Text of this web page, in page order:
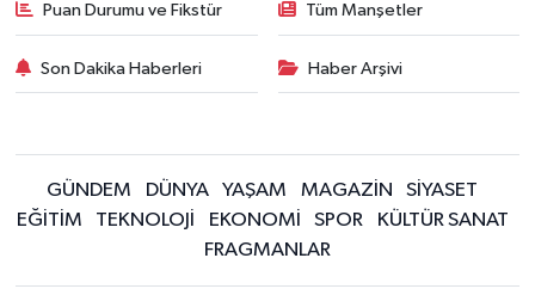
Puan Durumu ve Fikstür Tüm Manşetler
Son Dakika Haberleri Haber Arşivi
GÜNDEM DÜNYA YAŞAM MAGAZİN
SİYASET
EĞİTİM
TEKNOLOJİ EKONOMİ SPOR
KÜLTÜR SANAT
FRAGMANLAR